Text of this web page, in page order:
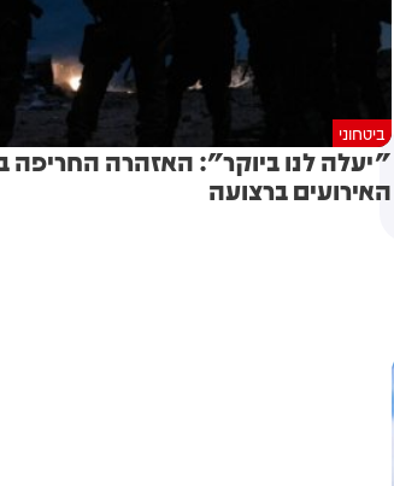
ביטחוני
"יעלה לנו ביוקר": האזהרה החריפה
האירועים ברצועה